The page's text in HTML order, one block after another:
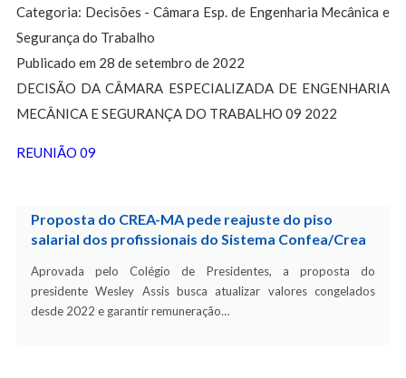
Categoria: Decisões - Câmara Esp. de Engenharia Mecânica e
Segurança do Trabalho
Publicado em 28 de setembro de 2022
DECISÃO DA CÂMARA ESPECIALIZADA DE ENGENHARIA
MECÂNICA E SEGURANÇA DO TRABALHO 09 2022
REUNIÃO 09
Proposta do CREA-MA pede reajuste do piso
salarial dos profissionais do Sistema Confea/Crea
Aprovada pelo Colégio de Presidentes, a proposta do
presidente Wesley Assis busca atualizar valores congelados
desde 2022 e garantir remuneração…